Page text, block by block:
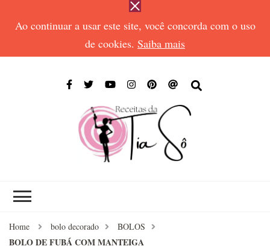
Ao continuar a usar este site, você concorda com o uso
de cookies. Saiba mais
Home bolo decorado BOLOS
BOLO DE FUBÁ COM MANTEIGA